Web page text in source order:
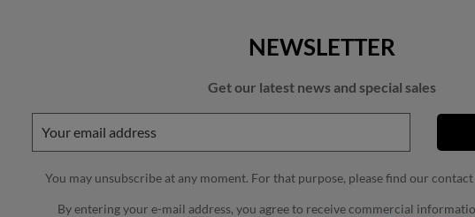
NEWSLETTER
Get our latest news and special sales
You may unsubscribe at any moment. For that purpose, please find our
By entering your e-mail address, you agree to receive commercial